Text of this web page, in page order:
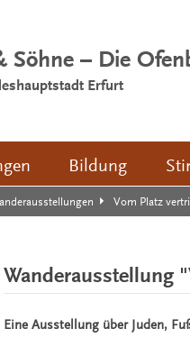
Söhne – Die
Erfurt
Bildung
Vom Platz
Wanderausstellung
Eine Ausstellung über Juden,